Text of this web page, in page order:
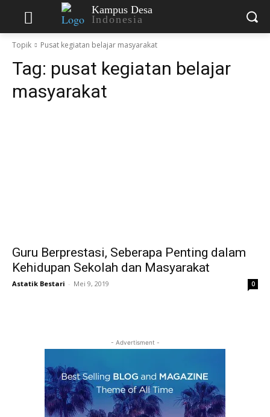
Kampus Desa
Indonesia
Topik Pusat kegiatan belajar masyarakat
Tag: pusat kegiatan belajar
masyarakat
Guru Berprestasi, Seberapa Penting dalam
Kehidupan Sekolah dan Masyarakat
Astatik Bestari - Mei 9, 2019 0
- Advertisment -